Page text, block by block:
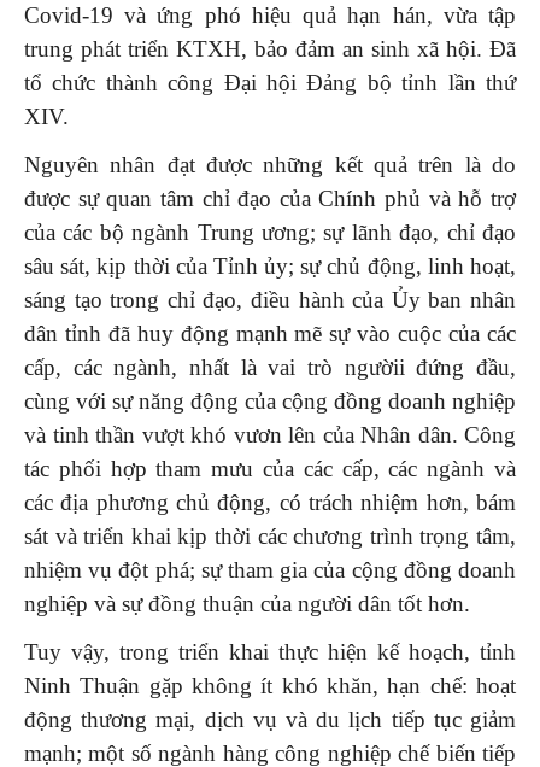
Covid-19 và ứng phó hiệu quả hạn hán, vừa tập
trung phát triển KTXH, bảo đảm an sinh xã hội. Đã
tổ chức thành công Đại hội Đảng bộ tỉnh lần thứ
XIV.
Nguyên nhân đạt được những kết quả trên là do
được sự quan tâm chỉ đạo của Chính phủ và hỗ trợ
của các bộ ngành Trung ương; sự lãnh đạo, chỉ đạo
sâu sát, kịp thời của Tỉnh ủy; sự chủ động, linh hoạt,
sáng tạo trong chỉ đạo, điều hành của Ủy ban nhân
dân tỉnh đã huy động mạnh mẽ sự vào cuộc của các
cấp, các ngành, nhất là vai trò ngườii đứng đầu,
cùng với sự năng động của cộng đồng doanh nghiệp
và tinh thần vượt khó vươn lên của Nhân dân. Công
tác phối hợp tham mưu của các cấp, các ngành và
các địa phương chủ động, có trách nhiệm hơn, bám
sát và triển khai kịp thời các chương trình trọng tâm,
nhiệm vụ đột phá; sự tham gia của cộng đồng doanh
nghiệp và sự đồng thuận của người dân tốt hơn.
Tuy vậy, trong triển khai thực hiện kế hoạch, tỉnh
Ninh Thuận gặp không ít khó khăn, hạn chế: hoạt
động thương mại, dịch vụ và du lịch tiếp tục giảm
mạnh; một số ngành hàng công nghiệp chế biến tiếp